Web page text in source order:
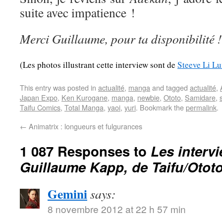
suite avec impatience !
Merci Guillaume, pour ta disponibilité !
(Les photos illustrant cette interview sont de Steeve Li
This entry was posted in actualité, manga and tagged actualité,
Japan Expo, Ken Kurogane, manga, newbie, Ototo, Samidare,
Taifu Comics, Total Manga, yaoi, yuri. Bookmark thepermalink.
← Animatrix : longueurs et fulgurances
1 087 Responses to Les
Guillaume Kapp, de Taifu/
Geminisays:
8 novembre 2012 at 22 h 57 min